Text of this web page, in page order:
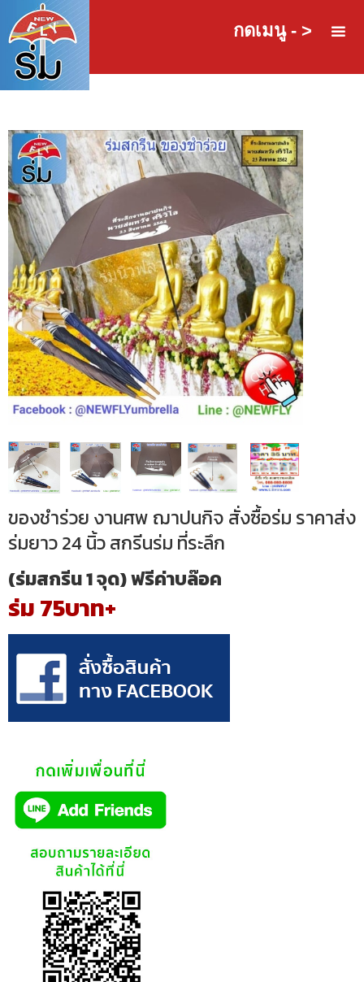
กดเมนู - >
ของชำร่วย งานศพ ฌาปนกิจ สั่งซื้อร่ม ราคาส่ง
ร่มยาว 24 นิ้ว สกรีนร่ม ที่ระลึก
(ร่มสกรีน 1 จุด) ฟรีค่าบล๊อค
ร่ม 75บาท+